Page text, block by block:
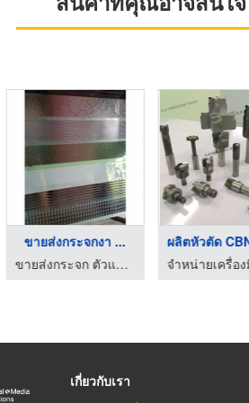
​​​​​​​ขายส่งกระจกงา ...
ขายส่งกระจก ตัวแทนจำหน่ายAGC - ก้าวฮงการกระจก
เกี่ยวกับเรา